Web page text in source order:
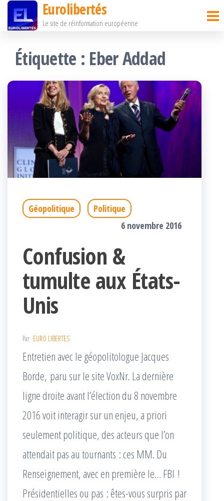
Passer
contenu
Eurolibertés
Le site de réinformation européenne
Étiquette : Eber Addad
Géopolitique
Politique
6 novembre 2016
Confusion &
tumulte aux États-
Unis
Par EURO LIBERTES
Entretien avec le géopolitologue Jacques
Borde, paru sur le site VoxNr. La dernière
ligne droite avant l’élection du 8 novembre
2016 voit interagir sur un enjeu, a priori
seulement politique, des acteurs que l’on
attendait pas au tournants : ces MM. Du
Renseignement, avec en première le… FBI !
Présidentielles ou pas : êtes-vous surpris par